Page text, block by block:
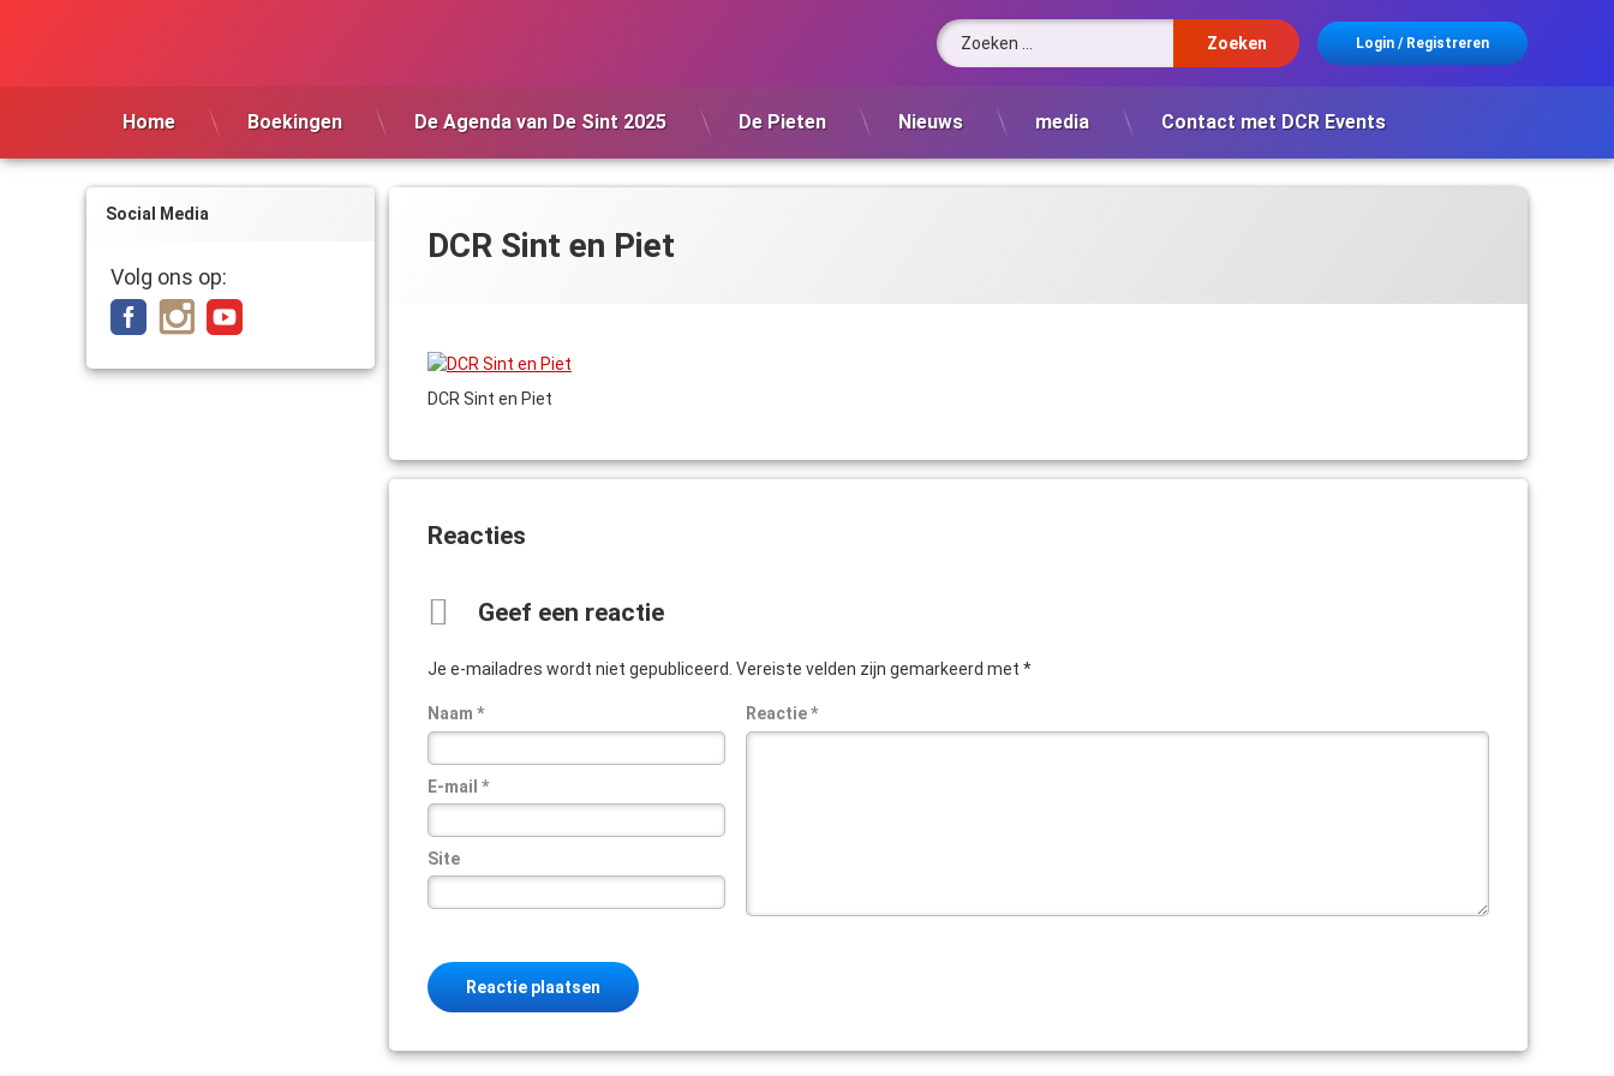
Zoeken naar:
Login /Registreren
Home Boekingen De Agenda van De Sint 2025 De Pieten Nieuws media Contact met DCR Events
DCR Sint en Piet
DCR Sint en Piet
Reacties
Geef een reactie
Je e-mailadres wordt niet gepubliceerd. Vereiste velden zijn gemarkeerd met *
Reactie*
Naam *
E-mail *
Site
Social Media
Volg ons op: